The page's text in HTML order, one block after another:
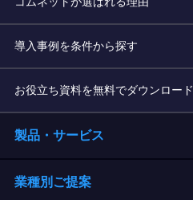
導入事例を条件から探す
お役立ち資料を無料でダウンロード
製品・サービス
業種別ご提案